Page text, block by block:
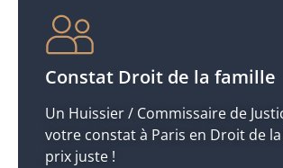
Constat Droit de la famille
Un Huissier / Commissaire de
votre constat à Paris en Droit de
prix juste !